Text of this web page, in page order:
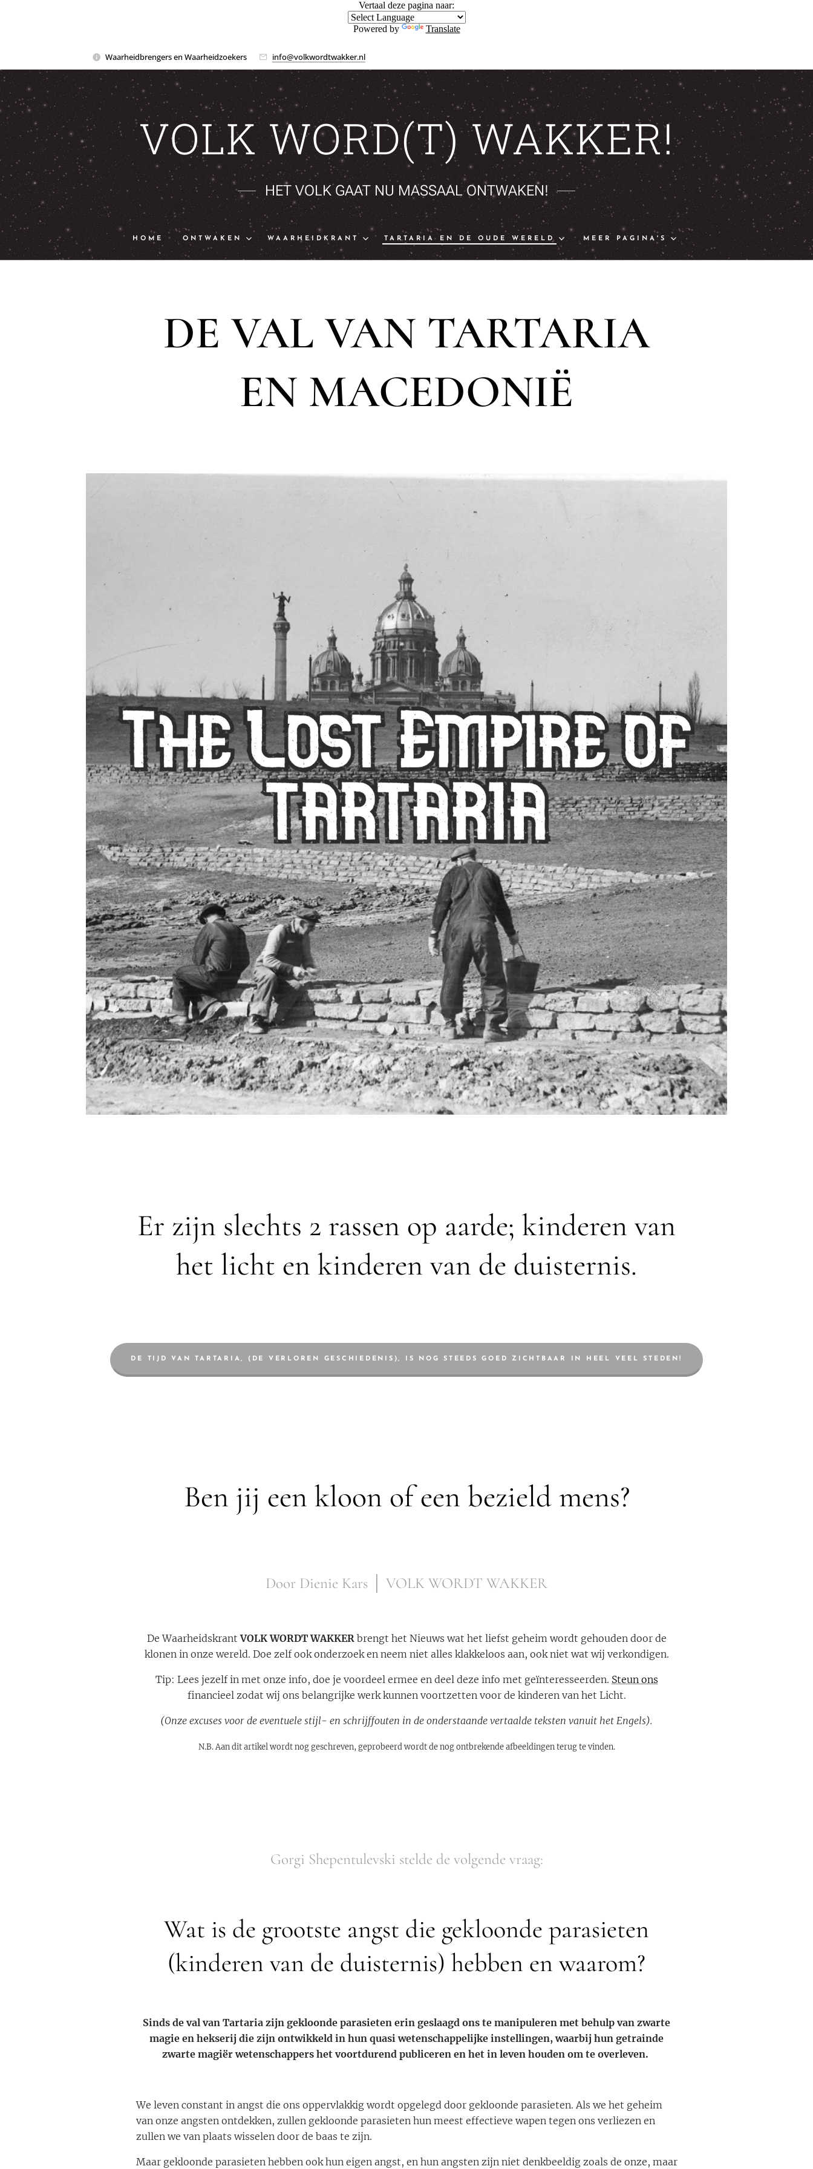
Vertaal deze pagina naar:
Powered by Translate
Waarheidbrengers en Waarheidzoekers info@volkwordtwakker.nl
VOLK WORD(T) WAKKER!
HET VOLK GAAT NU MASSAAL ONTWAKEN!
HOME ONTWAKEN WAARHEIDKRANT TARTARIA EN DE OUDE WERELD MEER PAGINA'S
DE VAL VAN TARTARIA
EN MACEDONIË
Er zijn slechts 2 rassen op aarde; kinderen van
het licht en kinderen van de duisternis.
DE TIJD VAN TARTARIA, (DE VERLOREN GESCHIEDENIS), IS NOG STEEDS GOED ZICHTBAAR IN HEEL VEEL STEDEN!
Ben jij een kloon of een bezield mens?
Door Dienie Kars │ VOLK WORDT WAKKER
De WaarheidskrantVOLK WORDT WAKKERbrengt het Nieuws wat het liefst geheim wordt gehouden door de
klonen in onze wereld. Doe zelf ook onderzoek en neem niet alles klakkeloos aan, ook niet wat wij verkondigen.
Tip: Lees jezelf in met onze info, doe je voordeel ermee en deel deze info met geïnteresseerden. Steun ons
financieel zodat wij ons belangrijke werk kunnen voortzetten voor de kinderen van het Licht.
(Onze excuses voor de eventuele stijl- en schrijffouten in de onderstaande vertaalde teksten vanuit het Engels).
N.B. Aan dit artikel wordt nog geschreven, geprobeerd wordt de nog ontbrekende afbeeldingen terug te vinden.
Gorgi Shepentulevski stelde de volgende vraag:
Wat is de grootste angst die gekloonde parasieten
(kinderen van de duisternis) hebben en waarom?
Sinds de val van Tartaria zijn gekloonde parasieten erin geslaagd ons te manipuleren met behulp van zwarte
magie en hekserij die zijn ontwikkeld in hun quasi wetenschappelijke instellingen, waarbij hun getrainde
zwarte magiër wetenschappers het voortdurend publiceren en het in leven houden om te overleven.
We leven constant in angst die ons oppervlakkig wordt opgelegd door gekloonde parasieten. Als we het geheim
van onze angsten ontdekken, zullen gekloonde parasieten hun meest effectieve wapen tegen ons verliezen en
zullen we van plaats wisselen door de baas te zijn.
Maar gekloonde parasieten hebben ook hun eigen angst, en hun angsten zijn niet denkbeeldig zoals de onze, maar